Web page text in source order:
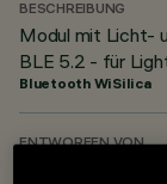
BESCHREIBUNG
Modul mit Licht-
BLE 5.2 - für
Bluetooth WiSilica
ENTWORFEN VON